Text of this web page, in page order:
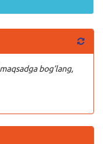
bog’lang,